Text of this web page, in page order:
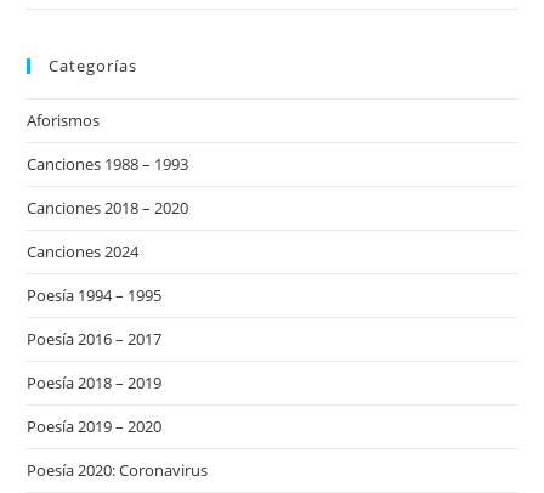
Categorías
Aforismos
Canciones 1988 – 1993
Canciones 2018 – 2020
Canciones 2024
Poesía 1994 – 1995
Poesía 2016 – 2017
Poesía 2018 – 2019
Poesía 2019 – 2020
Poesía 2020: Coronavirus